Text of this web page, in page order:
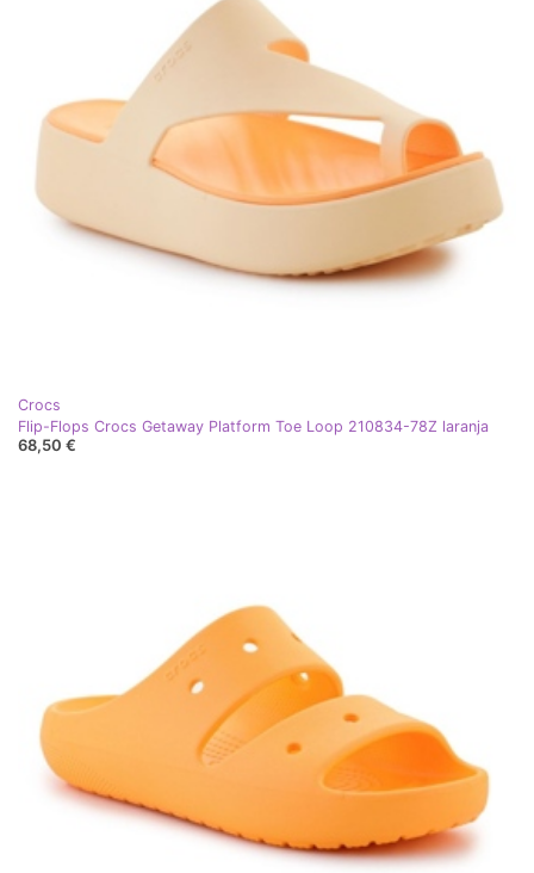
Crocs
Flip-Flops Crocs Getaway Platform Toe Loop 210834-78Z laranja
68,50 €